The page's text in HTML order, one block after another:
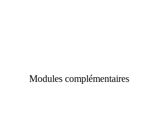
Modules complémentaires